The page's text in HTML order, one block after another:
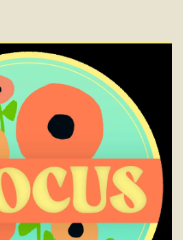
par Crocus dans les tons
à vos décorations de
à la livraison à Redon et à